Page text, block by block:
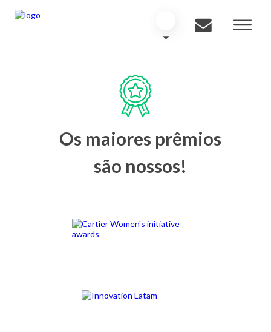
Os maiores prêmios
são nossos!